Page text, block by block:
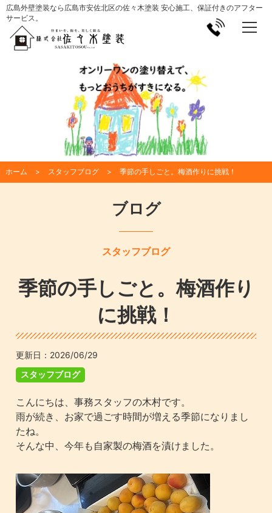
広島外壁塗装なら広島市安佐北区の佐々木塗装 安心施工、保証付きのアフター
サービス。
ホーム スタッフブログ 季節の手しごと。梅酒作りに挑戦！
ブログ
スタッフブログ
季節の手しごと。梅酒作り
に挑戦！
更新日： 2026/06/29
スタッフブログ
こんにちは、事務スタッフの木村です。
雨が続き、お家で過ごす時間が増える季節になりまし
たね。
そんな中、今年も自家製の梅酒を漬けました。